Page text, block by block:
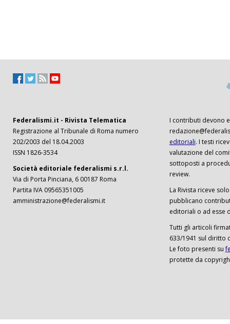
Federalismi.it - Rivista Telematica
Registrazione al Tribunale di Roma numero
202/2003 del 18.04.2003
ISSN 1826-3534
Società editoriale federalismi s.r.l.
Via di Porta Pinciana, 6 00187 Roma
Partita IVA 09565351005
amministrazione@federalismi.it
I contributi devono
editoriali. I testi
valutazione del
sottoposti a
review.
La Rivista riceve
pubblicano
editoriali o ad esse
Tutti gli articoli
633/1941 sul diritto
Le foto presenti su
protette da